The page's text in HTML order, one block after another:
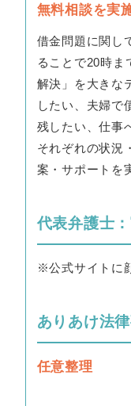
無料相談を実
借金問題に関し
ることで20時ま
解決」を大きな
したい、夫婦で
残したい、仕事
それぞれの状況
案・サポートを
代表弁護士
※公式サイトに
ありあけ法
任意整理